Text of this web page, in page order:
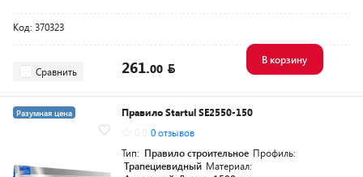
Код: 370323
Сравнить 261.00
В корзину
Разумная цена
Правило Startul SE2550-150
0 отзывов
Тип: Правило строительное Профиль:
Трапециевидный Материал: